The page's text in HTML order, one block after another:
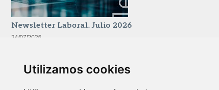
Utilizamos cookies
Newsletter Laboral. Julio 2026
24/07/2026